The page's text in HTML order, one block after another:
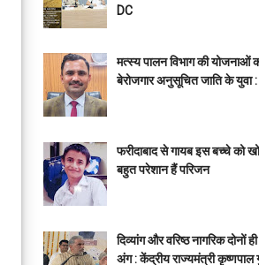
DC
मत्स्य पालन विभाग की योजनाओं
बेरोजगार अनुसूचित जाति के युवा :
फरीदाबाद से गायब इस बच्चे को
बहुत परेशान हैं परिजन
दिव्यांग और वरिष्ठ नागरिक दोनों
अंग : केंद्रीय राज्यमंत्री कृष्णपाल